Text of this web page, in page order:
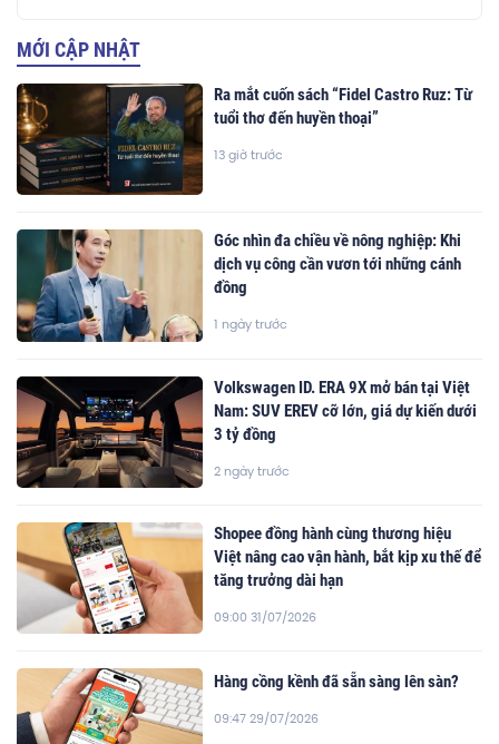
MỚI CẬP NHẬT
Ra mắt cuốn sách “Fidel Castro Ruz: Từ
tuổi thơ đến huyền thoại”
13 giờ trước
Góc nhìn đa chiều về nông nghiệp: Khi
dịch vụ công cần vươn tới những cánh
đồng
1 ngày trước
Volkswagen ID. ERA 9X mở bán tại Việt
Nam: SUV EREV cỡ lớn, giá dự kiến dưới
3 tỷ đồng
2 ngày trước
Shopee đồng hành cùng thương hiệu
Việt nâng cao vận hành, bắt kịp xu thế để
tăng trưởng dài hạn
09:00 31/07/2026
Hàng cồng kềnh đã sẵn sàng lên sàn?
09:47 29/07/2026